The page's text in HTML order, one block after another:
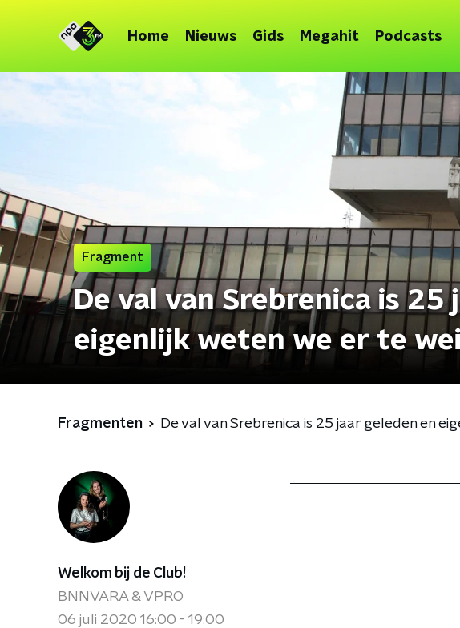
Home Nieuws Gids Megahit Podcasts
Fragment
De val van Srebrenica is 25
eigenlijk weten we er te
Fragmenten De val van Srebrenica is 25 jaar geleden en
Welkom bij de Club!
BNNVARA & VPRO
06 juli 2020 16:00 - 19:00